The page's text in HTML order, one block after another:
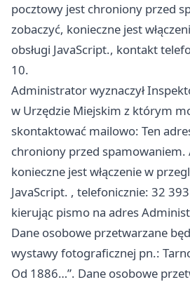
pocztowy jest chroniony przed
zobaczyć, konieczne jest
obsługi JavaScript., kontakt
10.
Administrator wyznaczył
w Urzędzie Miejskim z którym
skontaktować mailowo: Ten
chroniony przed spamowaniem.
konieczne jest włączenie w
JavaScript. , telefonicznie: 32
kierując pismo na adres
Dane osobowe przetwarzane
wystawy fotograficznej pn.:
Od 1886…”. Dane osobowe